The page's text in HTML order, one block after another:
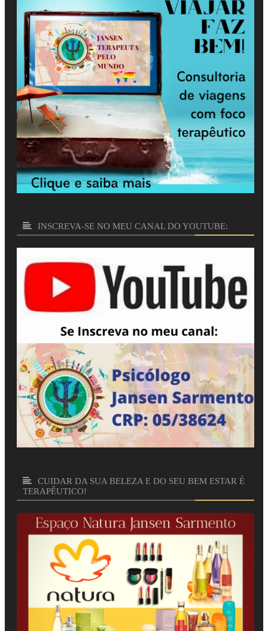
INSCREVA-SE NO MEU CANAL DO YOUTUBE:
CUIDAR DA SUA BELEZA E DO SEU BEM ESTAR É
TERAPÊUTICO!